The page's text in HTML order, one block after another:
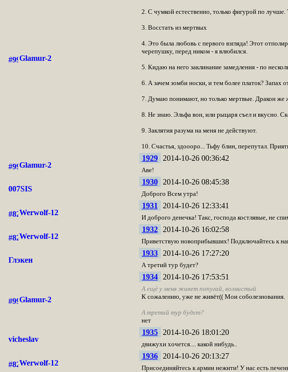
Glamur-2
2. С чумкой естественно, только фигурой по
3. Восстать из мертвых
4. Это была любовь с первого взгляда! Этот
черепушку, перед ником - я влюбился.
5. Кидаю на него заклинание замедления - по
6. А зачем зомби носки, и тем более платок?
7. Думаю понимают, но только мертвые. Дракон же
8. Не знаю. Эльфа вон, или рыцаря съел и вкусно.
9. Заклятия разума на меня не действуют.
10. Счастья, здоооро... Тьфу блин, перепутал.
Glamur-2
1929 2014-10-26 00:36:42
Аве!
007SIS
1930 2014-10-26 08:45:38
Доброго Всем утра!
Werwolf-12
1931 2014-10-26 12:33:41
И доброго денечка! Такс, господа костлявые, не
Werwolf-12
1932 2014-10-26 16:02:58
Приветствую новоприбывших! Подключайтесь к
Глэкен
1933 2014-10-26 17:27:20
А третий тур будет?
Glamur-2
1934 2014-10-26 17:53:51
А ещё у меня живет попугай, волнистый
К сожалению, уже не живёт(( Мои соболезнования.
А третий тур будет?
нет
vicheslav
1935 2014-10-26 18:01:20
движухи хочется.... какой нибудь..
Werwolf-12
1936 2014-10-26 20:13:27
Присоединяйтесь к армии нежити! У нас есть